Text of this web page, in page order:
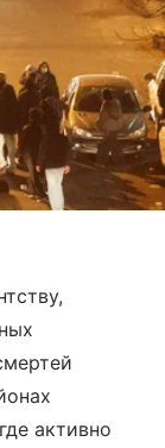
активно